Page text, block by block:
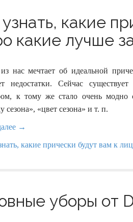
какие
какие лучше
нас мечтает об идеальной
недостатки. Сейчас
к тому же стало очень модно
сезона», «цвет сезона» и т. п.
→
уборы от